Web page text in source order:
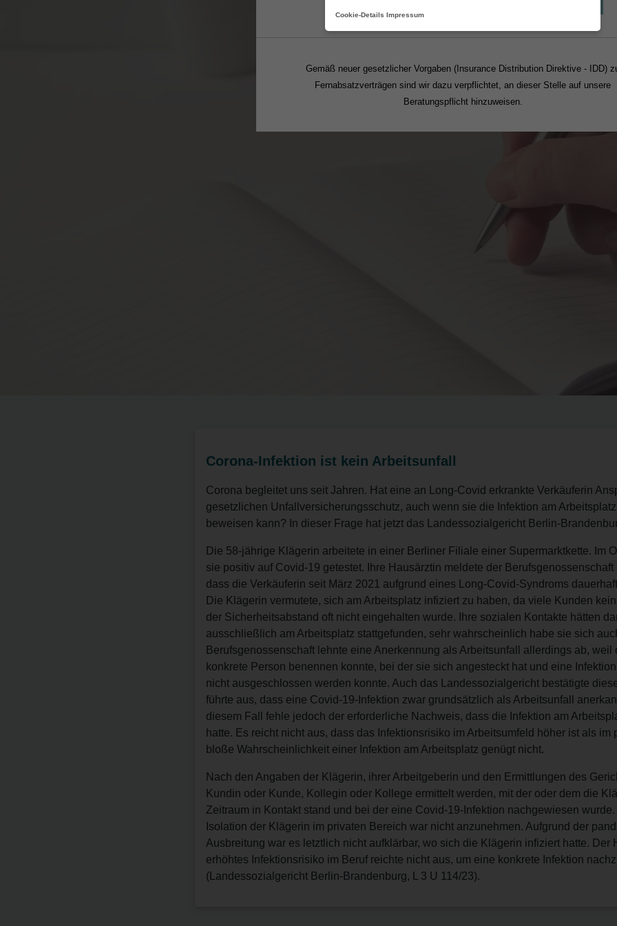
Corona-Infektion ist kein Arbeitsunfall
Corona begleitet uns seit Jahren. Hat eine an Long-Covid erkrankte Verkäuferin
gesetzlichen Unfallversicherungsschutz, auch wenn sie die Infektion am
beweisen kann? In dieser Frage hat jetzt das Landessozialgericht Berlin-
Die 58-jährige Klägerin arbeitete in einer Berliner Filiale einer Supermarktkette. Im
sie positiv auf Covid-19 getestet. Ihre Hausärztin meldete der
dass die Verkäuferin seit März 2021 aufgrund eines Long-Covid-Syndroms
Die Klägerin vermutete, sich am Arbeitsplatz infiziert zu haben, da viele Kunden
der Sicherheitsabstand oft nicht eingehalten wurde. Ihre sozialen Kontakte hätten
ausschließlich am Arbeitsplatz stattgefunden, sehr wahrscheinlich habe sie sich
Berufsgenossenschaft lehnte eine Anerkennung als Arbeitsunfall allerdings ab,
konkrete Person benennen konnte, bei der sie sich angesteckt hat und eine
nicht ausgeschlossen werden konnte. Auch das Landessozialgericht bestätigte
führte aus, dass eine Covid-19-Infektion zwar grundsätzlich als Arbeitsunfall
diesem Fall fehle jedoch der erforderliche Nachweis, dass die Infektion am
hatte. Es reicht nicht aus, dass das Infektionsrisiko im Arbeitsumfeld höher ist als im
bloße Wahrscheinlichkeit einer Infektion am Arbeitsplatz genügt nicht.
Nach den Angaben der Klägerin, ihrer Arbeitgeberin und den Ermittlungen des
Kundin oder Kunde, Kollegin oder Kollege ermittelt werden, mit der oder dem die
Zeitraum in Kontakt stand und bei der eine Covid-19-Infektion nachgewiesen
Isolation der Klägerin im privaten Bereich war nicht anzunehmen. Aufgrund der
Ausbreitung war es letztlich nicht aufklärbar, wo sich die Klägerin infiziert hatte. Der
erhöhtes Infektionsrisiko im Beruf reichte nicht aus, um eine konkrete Infektion
(Landessozialgericht Berlin-Brandenburg, L 3 U 114/23).
Gemäß neuer gesetzlicher Vorgaben (Insurance Distribution Direktive - IDD)
Fernabsatzverträgen sind wir dazu verpflichtet, an dieser Stelle auf unsere
Beratungspflicht hinzuweisen.
Cookie-Details Impressum